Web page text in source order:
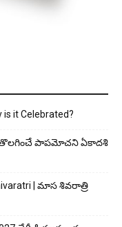
is it Celebrated?
తొలగించే పాపమోచని ఏకాదశి
| మాస శివరాత్రి